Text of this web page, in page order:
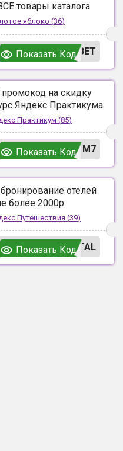
товары каталога
яблоко (36)
ВЕТ
Показать Код
на скидку
Яндекс Практикума
Практикум (85)
UM7
Показать Код
отелей
более 2000р
(39)
TAL
Показать Код